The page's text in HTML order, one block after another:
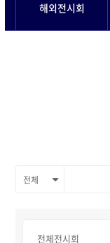
해외전시회